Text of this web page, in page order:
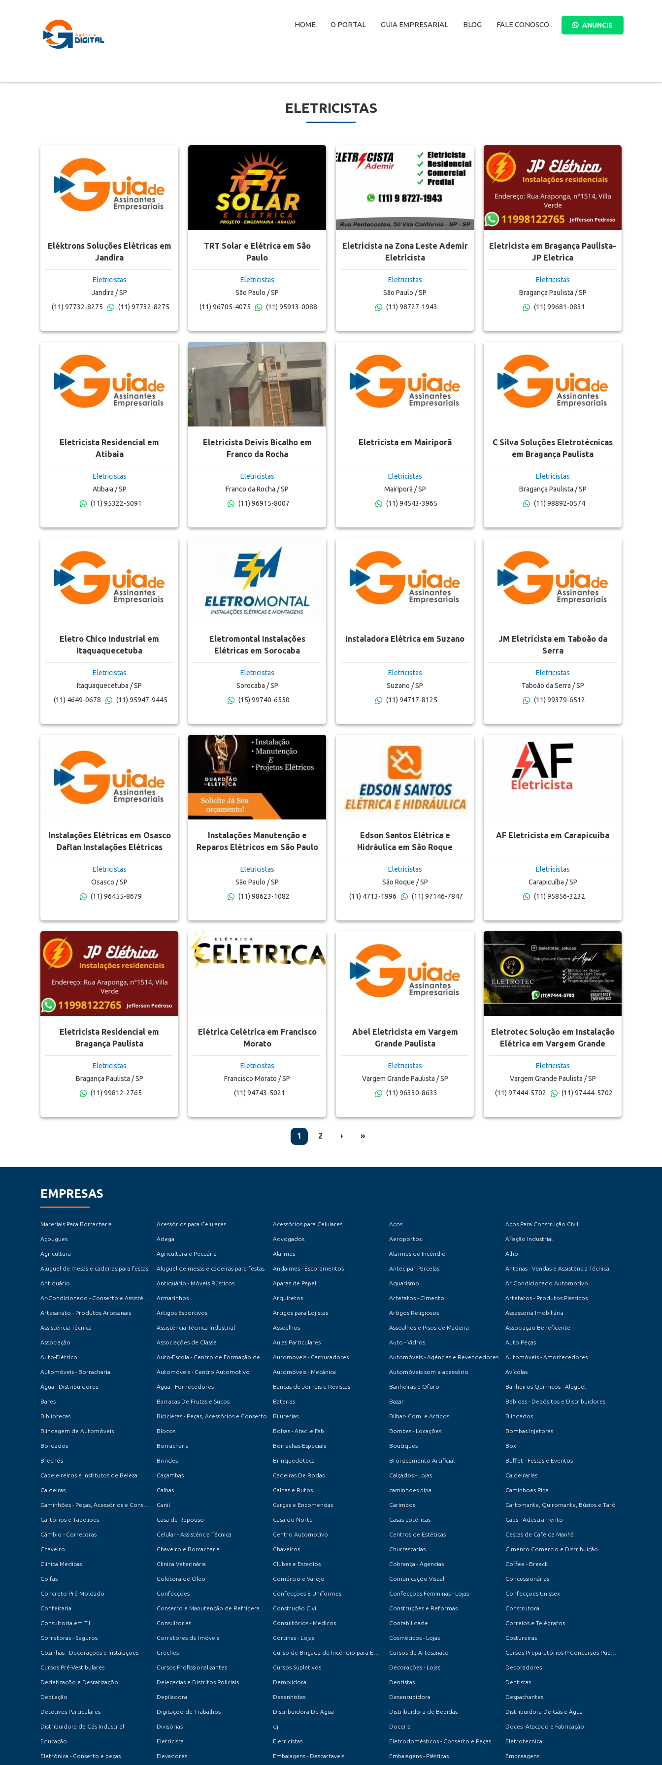
HOME O PORTAL GUIA EMPRESARIAL BLOG FALE CONOSCO ANUNCIE
ELETRICISTAS
Eléktrons Soluções Elétricas em
Jandira
Eletricistas
Jandira / SP
(11) 97732-8275
(11) 97732-8275
TRT Solar e Elétrica em São
Paulo
Eletricistas
São Paulo / SP
(11) 96705-4075
(11) 95913-0088
Eletricista na Zona Leste Ademir
Eletricista
Eletricistas
São Paulo / SP
(11) 98727-1943
Eletricista em Bragança Paulista-
JP Eletrica
Eletricistas
Bragança Paulista / SP
(11) 99681-0831
Eletricista Residencial em
Atibaia
Eletricistas
Atibaia / SP
(11) 95322-5091
Eletricista Deivis Bicalho em
Franco da Rocha
Eletricistas
Franco da Rocha / SP
(11) 96915-8007
Eletricista em Mairiporã
Eletricistas
Mairiporã / SP
(11) 94543-3965
C Silva Soluções Eletrotécnicas
em Bragança Paulista
Eletricistas
Bragança Paulista / SP
(11) 98892-0574
Eletro Chico Industrial em
Itaquaquecetuba
Eletricistas
Itaquaquecetuba / SP
(11) 4649-0678
(11) 95947-9445
Eletromontal Instalações
Elétricas em Sorocaba
Eletricistas
Sorocaba / SP
(15) 99740-6550
Instaladora Elétrica em Suzano
Eletricistas
Suzano / SP
(11) 94717-8125
JM Eletricista em Taboão da
Serra
Eletricistas
Taboão da Serra / SP
(11) 99379-6512
Instalações Elétricas em Osasco
Daflan Instalações Elétricas
Eletricistas
Osasco / SP
(11) 96455-8679
Instalações Manutenção e
Reparos Elétricos em São Paulo
Guardião Da Elétrica
Eletricistas
São Paulo / SP
(11) 98623-1082
Edson Santos Elétrica e
Hidráulica em São Roque
Eletricistas
São Roque / SP
(11) 4713-1996
(11) 97146-7847
AF Eletricista em Carapicuíba
Eletricistas
Carapicuíba / SP
(11) 95856-3232
Eletricista Residencial em
Bragança Paulista
Eletricistas
Bragança Paulista / SP
(11) 99812-2765
Elétrica Celétrica em Francisco
Morato
Eletricistas
Francisco Morato / SP
(11) 94743-5021
Abel Eletricista em Vargem
Grande Paulista
Eletricistas
Vargem Grande Paulista / SP
(11) 96330-8633
Eletrotec Solução em Instalação
Elétrica em Vargem Grande
Paulista
Eletricistas
Vargem Grande Paulista / SP
(11) 97444-5702
(11) 97444-5702
1 (current)
2 › »
EMPRESAS
Materiais Para Borracharia Acessórios para Celulares Acessórios para Celulares Aços Aços Para Construção Civil
Açougues Adega Advogados Aeroportos Afiação Industrial
Agricultura Agricultura e Pecuária Alarmes Alarmes de Incêndio Alho
Aluguel de mesas e cadeiras para festas Aluguel de mesas e cadeiras para festas Andaimes - Escoramentos Antecipar Parcelas Antenas - Vendas e Assistência Técnica
Antiquário Antiquário - Móveis Rústicos Aparas de Papel Aquarismo Ar Condicionado Automotivo
Armarinhos Arquitetos Artefatos - Cimento Artefatos - Produtos Plasticos
Artesanato - Produtos Artesanais Artigos Esportivos Artigos para Lojistas Artigos Religiosos Assessoria Imobiliária
Assistência Técnica Assistência Técnica Industrial Assoalhos Assoalhos e Pisos de Madeira Associaçao Beneficente
Associação Associações de Classe Aulas Particulares Auto - Vidros Auto Peças
Auto-Elétrico Automoveis - Carburadores Automóveis - Agéncias e Revendedores Automóveis - Amortecedores
Automóveis - Borracharia Automóveis - Centro Automotivo Automóveis - Mecânica Automóveis som e acessório Avícolas
Água - Distribuidores Água - Fornecedores Bancas de Jornais e Revistas Banheiras e Ofuro Banheiros Químicos - Aluguel
Bares Barracas De Frutas e Sucos Baterias Bazar Bebidas - Depósitos e Distribuidores
Bibliotecas Bicicletas - Peças, Acessórios e Conserto Bijuterias Bilhar- Com. e Artigos Blindados
Blindagem de Automóveis Blocos Bolsas - Atac. e Fab. Bombas - Locações Bombas Injetoras
Bordados Borracharia Borrachas-Especiais Boutiques Box
Brechós Brindes Brinquedoteca Bronzeamento Artificial Buffet - Festas e Eventos
Cabeleireiros e Institutos de Beleza Caçambas Cadeiras De Rodas Calçados - Lojas Caldeirarias
Caldeiras Calhas Calhas e Rufos caminhoes pipa Caminhoes Pipa
Canil Cargas e Encomendas Carimbos Cartomante, Quiromante, Búzios e Taró
Cartórios e Tabeliões Casa de Repouso Casa do Norte Casas Lotéricas Cães - Adestramento
Cãmbio - Corretoras Celular - Assisténcia Técnica Centro Automotivo Centros de Estéticas Cestas de Café da Manhã
Chaveiro Chaveiro e Borracharia Chaveiros Churrascarias Cimento Comercio e Distribuição
Clinica Medicas Clinica Veterinária Clubes e Estadios Cobrança - Agencias Coffee - Breack
Coifas Coletora de Óleo Comércio e Varejo Comunicaçõo Visual Concessionárias
Concreto Pré-Moldado Confecções Confecções E Uniformes Confecções Femininas - Lojas Confecções Unissex
Confeitaria Construção Civil Construções e Reformas Construtora
Consultoria em T.I Consultorias Consultórios - Medicos Contabilidade Correios e Telégrafos
Corretoras - Seguros Corretores de Imóveis Cortinas - Lojas Cosméticos - Lojas Costureiras
Cozinhas - Decorações e Instalações Creches Cursos de Artesanato
Cursos Pré-Vestibulares Cursos Profissionalizantes Cursos Supletivos Decorações - Lojas Decoradores
Dedetizaçõo e Desratizaçõo Delegacias e Distritos Policiais Demolidora Dentistas Dentistas
Depilação Depiladora Desenhistas Desentupidora Despachantes
Detetives Particulares Digitaçõo de Trabalhos Distribuidora De Agua Distribuidora de Bebidas Distribuidora De Gás e Água
Distribuidora de Gás Industrial Divisórias dj Doceria Doces -Atacado e Fabricação
Educação Eletricista Eletricistas Eletrodomésticos - Conserto e Peças Eletrotecnica
Eletrônica - Conserto e peças Elevadores Embalagens - Descartaveis Embalagens - Plásticas Embreagens